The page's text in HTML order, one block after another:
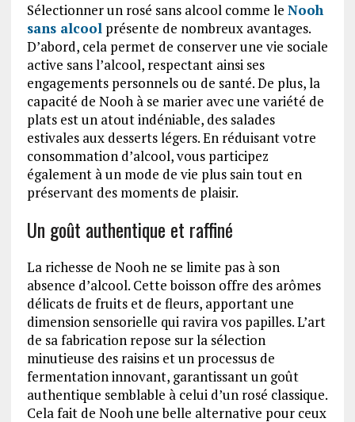
Sélectionner un rosé sans alcool comme le Nooh
sans alcoolprésente de nombreux avantages.
D’abord, cela permet de conserver une vie sociale
active sans l’alcool, respectant ainsi ses
engagements personnels ou de santé. De plus, la
capacité de Nooh à se marier avec une variété de
plats est un atout indéniable, des salades
estivales aux desserts légers. En réduisant votre
consommation d’alcool, vous participez
également à un mode de vie plus sain tout en
préservant des moments de plaisir.
Un goût authentique et raffiné
La richesse de Nooh ne se limite pas à son
absence d’alcool. Cette boisson offre des arômes
délicats de fruits et de fleurs, apportant une
dimension sensorielle qui ravira vos papilles. L’art
de sa fabrication repose sur la sélection
minutieuse des raisins et un processus de
fermentation innovant, garantissant un goût
authentique semblable à celui d’un rosé classique.
Cela fait de Nooh une belle alternative pour ceux